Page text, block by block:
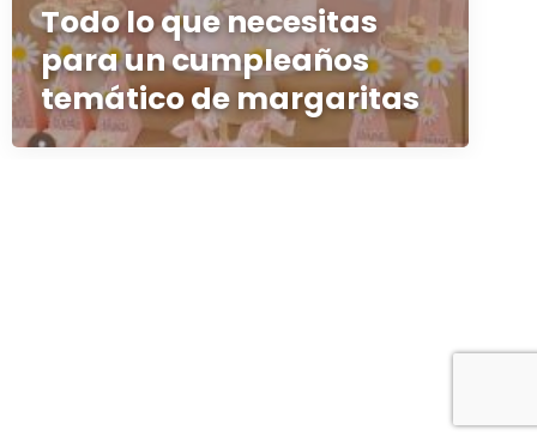
Todo lo que necesitas
para un cumpleaños
temático de margaritas